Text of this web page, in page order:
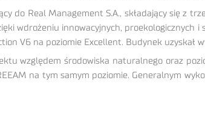
do Real Management S.A., składający się z
wdrożeniu innowacyjnych, proekologicznych
V6 na poziomie Excellent. Budynek uzyskał
względem środowiska naturalnego oraz
na tym samym poziomie. Generalnym